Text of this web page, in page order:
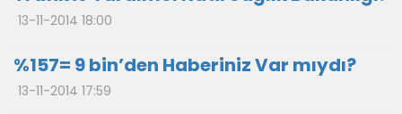
13-11-2014 18:00
%157= 9 bin’den Haberiniz Var mıydı?
13-11-2014 17:59